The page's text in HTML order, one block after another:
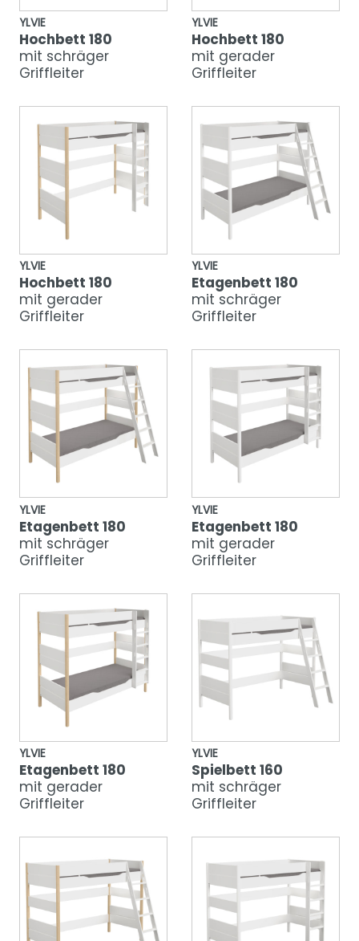
YLVIE
Hochbett 180
mit schräger
Griffleiter
YLVIE
Hochbett 180
mit gerader
Griffleiter
YLVIE
Hochbett 180
mit gerader
Griffleiter
YLVIE
Etagenbett 180
mit schräger
Griffleiter
YLVIE
Etagenbett 180
mit schräger
Griffleiter
YLVIE
Etagenbett 180
mit gerader
Griffleiter
YLVIE
Etagenbett 180
mit gerader
Griffleiter
YLVIE
Spielbett 160
mit schräger
Griffleiter